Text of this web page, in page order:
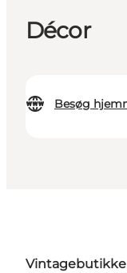
Décor
Besøg